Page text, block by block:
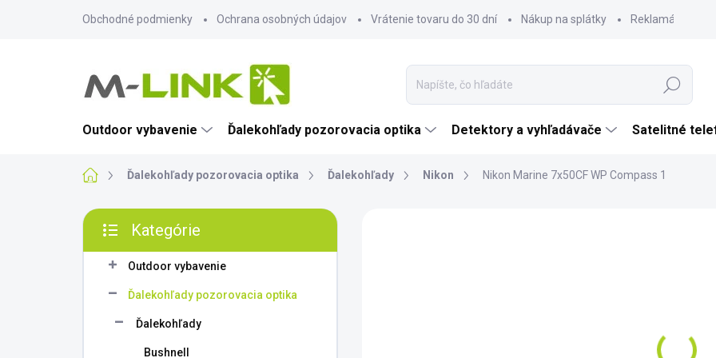
Obchodné podmienky Ochrana osobných údajov Vrátenie tovaru do 30 dní Nákup na splátky Reklamácia
Hľadať
Outdoor vybavenie Ďalekohľady pozorovacia optika Detektory a vyhľadávače Satelitné
DomovĎalekohľady pozorovacia optika Ďalekohľady Nikon Nikon Marine 7x50CF WP Compass 1
B
č
kategórie
Kategórie
Outdoor vybavenie
Ďalekohľady pozorovacia optika
Ďalekohľady
Bushnell